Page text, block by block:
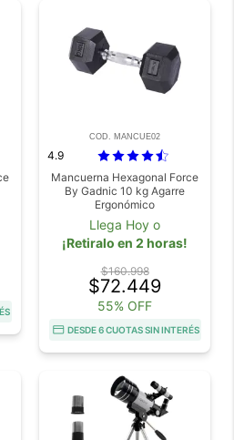
COD. MANCUE02
4.9
Mancuerna Hexagonal Force
By Gadnic 10 kg Agarre
Ergonómico
Llega Hoy o
¡Retiralo en 2 horas!
$160.998
$72.449
55% OFF
DESDE 6 CUOTAS SIN INTERÉS